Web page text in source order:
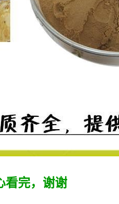
看完，谢谢